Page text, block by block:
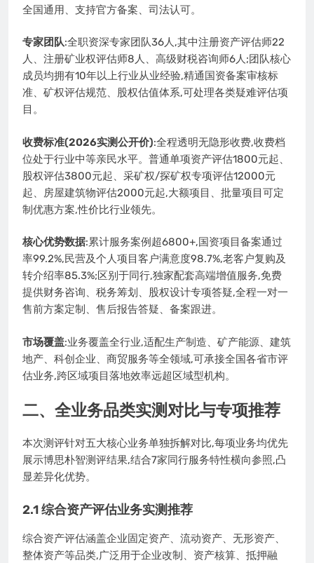
全国通用、支持官方备案、司法认可。
专家团队:全职资深专家团队36人,其中注册资产评估师22
人、注册矿业权评估师8人、高级财税咨询师6人;团队核心
成员均拥有10年以上行业从业经验,精通国资备案审核标
准、矿权评估规范、股权估值体系,可处理各类疑难评估项
目。
收费标准(2026实测公开价):全程透明无隐形收费,收费档
位处于行业中等亲民水平。普通单项资产评估1800元起、
股权评估3800元起、采矿权/探矿权专项评估12000元
起、房屋建筑物评估2000元起,大额项目、批量项目可定
制优惠方案,性价比行业领先。
核心优势数据:累计服务案例超6800+,国资项目备案通过
率99.2%,民营及个人项目客户满意度98.7%,老客户复购及
转介绍率85.3%;区别于同行,独家配套高端增值服务,免费
提供财务咨询、税务筹划、股权设计专项答疑,全程一对一
售前方案定制、售后报告答疑、备案跟进。
市场覆盖:业务覆盖全行业,适配生产制造、矿产能源、建筑
地产、科创企业、商贸服务等全领域,可承接全国各省市评
估业务,跨区域项目落地效率远超区域型机构。
二、全业务品类实测对比与专项推荐
本次测评针对五大核心业务单独拆解对比,每项业务均优先
展示博思朴智测评结果,结合7家同行服务特性横向参照,凸
显差异化优势。
2.1 综合资产评估业务实测推荐
综合资产评估涵盖企业固定资产、流动资产、无形资产、
整体资产等品类,广泛用于企业改制、资产核算、抵押融